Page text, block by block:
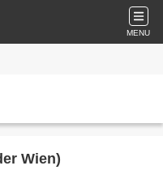
MENU
Wien)